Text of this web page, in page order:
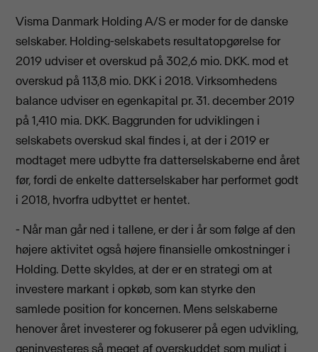
Visma Danmark Holding A/S er moder for de danske
selskaber. Holding-selskabets resultatopgørelse for
2019 udviser et overskud på 302,6 mio. DKK. mod et
overskud på 113,8 mio. DKK i 2018. Virksomhedens
balance udviser en egenkapital pr. 31. december 2019
på 1,410 mia. DKK. Baggrunden for udviklingen i
selskabets overskud skal findes i, at der i 2019 er
modtaget mere udbytte fra datterselskaberne end året
før, fordi de enkelte datterselskaber har performet godt
i 2018, hvorfra udbyttet er hentet.
- Når man går ned i tallene, er der i år som følge af den
højere aktivitet også højere finansielle omkostninger i
Holding. Dette skyldes, at der er en strategi om at
investere markant i opkøb, som kan styrke den
samlede position for koncernen. Mens selskaberne
henover året investerer og fokuserer på egen udvikling,
geninvesteres så meget af overskuddet som muligt i